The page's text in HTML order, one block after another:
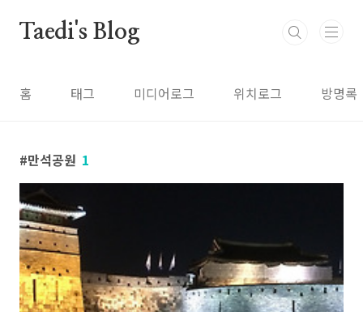
Taedi's Blog
홈 태그 미디어로그 위치로그 방명록
만석공원 1